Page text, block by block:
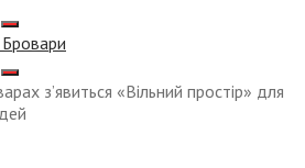
з’явиться «Вільний простір» для